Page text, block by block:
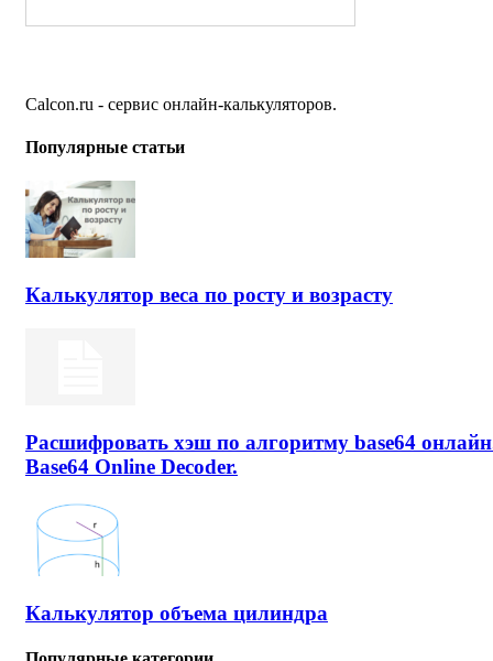
Calcon.ru - сервис онлайн-калькуляторов.
Популярные статьи
Калькулятор веса по росту и возрасту
Расшифровать хэш по алгоритму base64
Base64 Online Decoder.
Калькулятор объема цилиндра